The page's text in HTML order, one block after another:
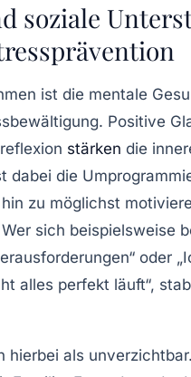
soziale
ist die mentale
Positive
stärken die
dabei die
zu möglichst
sich beispielsweise
oder
alles perfekt läuft“,
hierbei als